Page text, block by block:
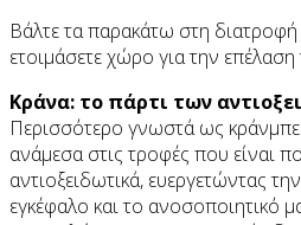
Βάλτε τα παρακάτω στη
ετοιμάσετε χώρο για την
Κράνα: το πάρτι των
Περισσότερο γνωστά ως
ανάμεσα στις τροφές που είναι
αντιοξειδωτικά, ευεργετώντας
εγκέφαλο και το ανοσοποιητικό